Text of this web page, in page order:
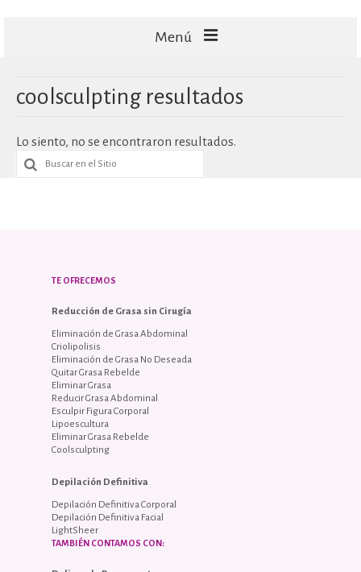
Menú
CAPILARES
TECNOLOGÍA
coolsculpting resultados
Lo siento, no se encontraron resultados.
TE OFRECEMOS
Reducción de Grasa sin Cirugía
Eliminación de Grasa Abdominal
Criolipolisis
Eliminación de Grasa No Deseada
Quitar Grasa Rebelde
Eliminar Grasa
Reducir Grasa Abdominal
Esculpir Figura Corporal
Lipoescultura
Eliminar Grasa Rebelde
Coolsculpting
Depilación Definitiva
Depilación Definitiva Corporal
Depilación Definitiva Facial
LightSheer
TAMBIÉN CONTAMOS CON: